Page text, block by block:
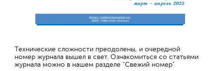
Технические сложности преодолены, и очередной
номер журнала вышел в свет. Ознакомиться со статьями
журнала можно в нашем разделе "Свежий номер"